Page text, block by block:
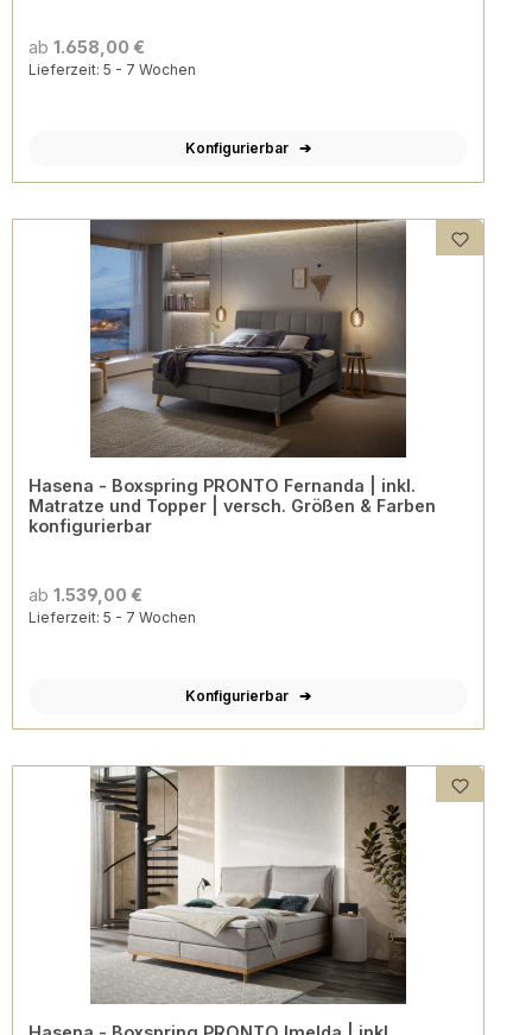
ab 1.658,00 €
Lieferzeit: 5 - 7 Wochen
Konfigurierbar
Hasena - Boxspring PRONTO Fernanda | inkl.
Matratze und Topper | versch. Größen & Farben
konfigurierbar
ab 1.539,00 €
Lieferzeit: 5 - 7 Wochen
Konfigurierbar